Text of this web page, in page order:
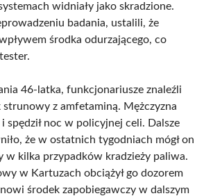
widniały jako skradzione.
badania, ustalili, że
środka odurzającego, co
46-latka, funkcjonariusze znaleźli
z amfetaminą. Mężczyzna
spędził noc w policyjnej celi. Dalsze
że w ostatnich tygodniach mógł on
w kilka przypadków kradzieży paliwa.
w Kartuzach obciążył go dozorem
środek zapobiegawczy w dalszym